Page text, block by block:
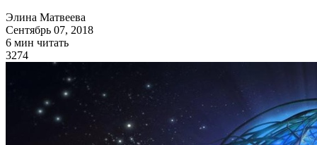
Элина Матвеева
Сентябрь 07, 2018
6 мин читать
3274